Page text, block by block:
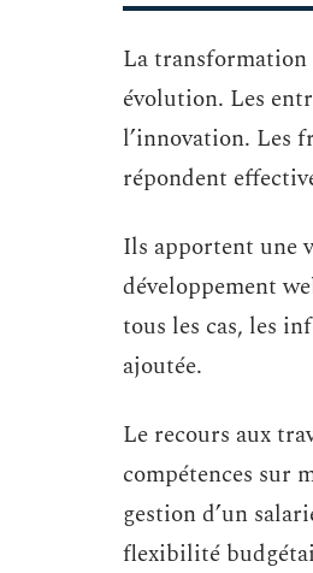
La transformation
évolution. Les
l’innovation. Les
répondent
Ils apportent une
développement
tous les cas, les
ajoutée.
Le recours aux
compétences sur
gestion d’un
flexibilité